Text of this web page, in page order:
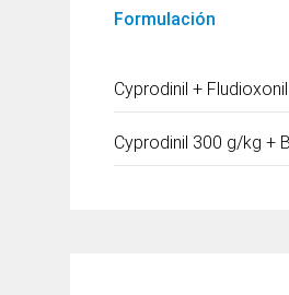
Formulación
Cyprodinil + Fludioxonil
Cyprodinil 300 g/kg +